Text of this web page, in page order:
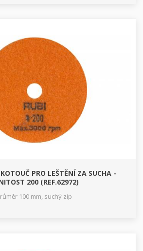
PRO LEŠTĚNÍ ZA SUCHA -
200 (REF.62972)
100 mm, suchý zip